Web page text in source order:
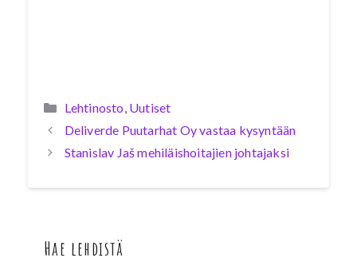
Kategoriat
Lehtinosto, Uutiset
Deliverde Puutarhat Oy vastaa kysyntään
Stanislav Jaš mehiläishoitajien johtajaksi
Hae lehdistä